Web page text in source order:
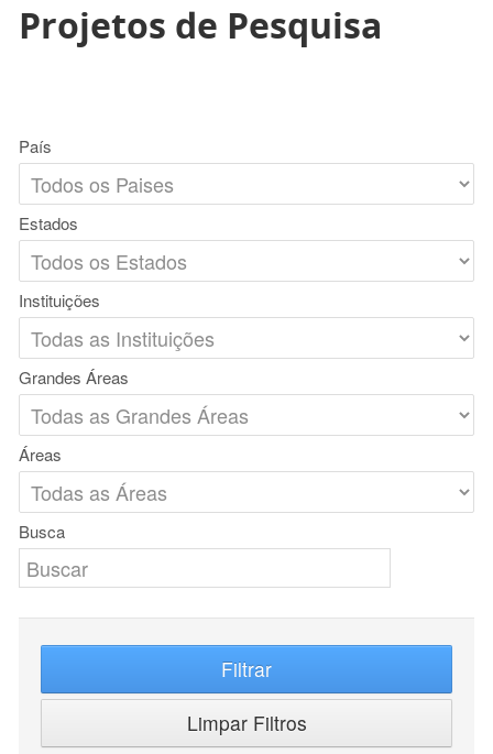
Projetos de Pesquisa
País
Estados
Instituições
Grandes Áreas
Áreas
Busca
Filtrar
Limpar Filtros